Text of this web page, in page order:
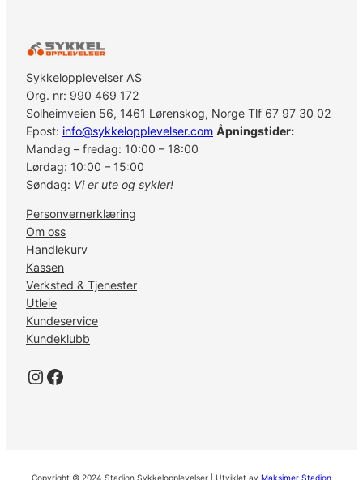
Sykkelopplevelser AS
Org. nr: 990 469 172
Solheimveien 56, 1461 Lørenskog, Norge Tlf 67 97 30 02
Epost: info@sykkelopplevelser.com Åpningstider:
Mandag – fredag: 10:00 – 18:00
Lørdag: 10:00 – 15:00
Søndag: Vi er ute og sykler!
Personvernerklæring
Om oss
Handlekurv
Kassen
Verksted & Tjenester
Utleie
Kundeservice
Kundeklubb
Instagram Facebook
Copyright © 2024 Stadion Sykkelopplevelser | Utviklet av Maksimer Stadion